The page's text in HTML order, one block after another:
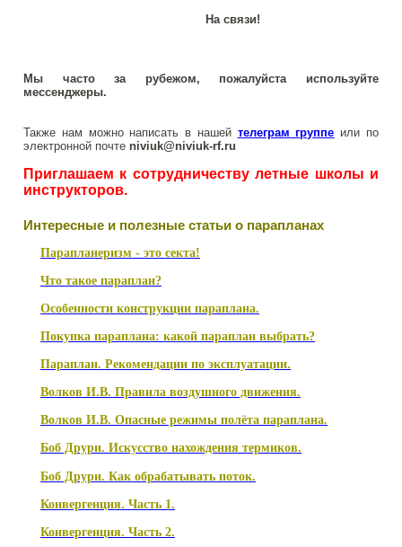
На связи!
Мы часто за рубежом, пожалуйста используйте
мессенджеры.
Также нам можно написать в нашей телеграм группе или по
электронной почте niviuk@niviuk-rf.ru
Приглашаем к сотрудничеству летные школы и
инструкторов.
Интересные и полезные статьи о парапланах
Парапланеризм - это секта!
Что такое параплан?
Особенности конструкции параплана.
Покупка параплана: какой параплан выбрать?
Параплан. Рекомендации по эксплуатации.
Волков И.В. Правила воздушного движения.
Волков И.В. Опасные режимы полёта параплана.
Боб Друри. Искусство нахождения термиков.
Боб Друри. Как обрабатывать поток.
Конвергенция. Часть 1.
Конвергенция. Часть 2.